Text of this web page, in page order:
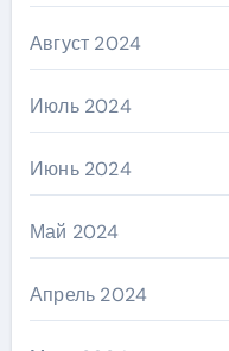
Август 2024
Июль 2024
Июнь 2024
Май 2024
Апрель 2024